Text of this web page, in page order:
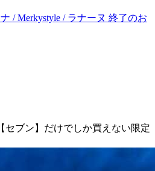
/ Merkystyle / ラナーヌ 終了のお
セブン】だけでしか買えない限定